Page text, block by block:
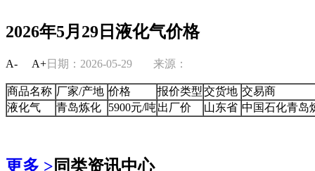
2026年5月29日液化气价格
A- A+日期：2026-05-29 来源：
商品名称 厂家/产地 价格 报价类型交货地 交易商
液化气
青岛炼化 5900元/吨出厂价 山东省 中国石化青岛
更多 >同类资讯中心